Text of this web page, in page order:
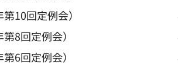
10回定例会）
8回定例会）
6回定例会）